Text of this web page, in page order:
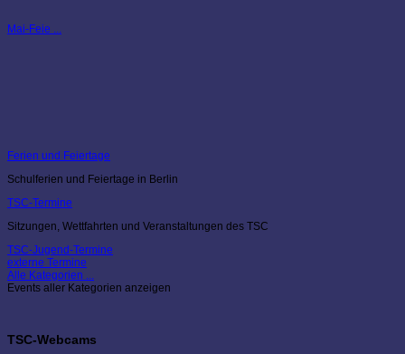
Mai-Feie ...
Ferien und Feiertage
Schulferien und Feiertage in Berlin
TSC-Termine
Sitzungen, Wettfahrten und Veranstaltungen des TSC
TSC-Jugend-Termine
externe Termine
Alle Kategorien ...
Events aller Kategorien anzeigen
TSC-Webcams